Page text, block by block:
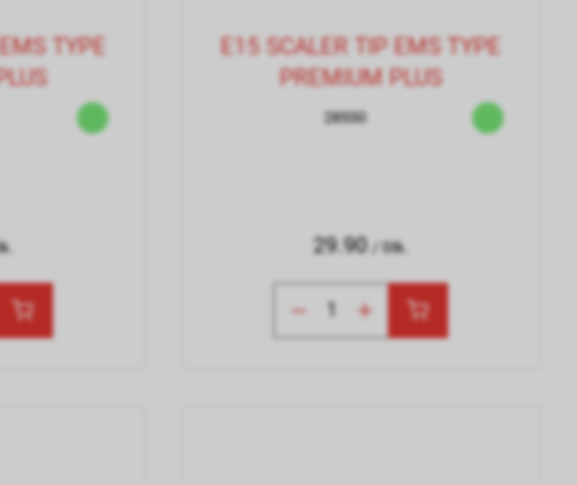
TYPE
E15 SCALER TIP EMS TYPE
PREMIUM PLUS
28550
29.90 / Stk.